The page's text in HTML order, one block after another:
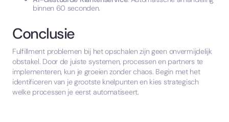
binnen 60 seconden.
Conclusie
Fulfillment problemen bij het opschalen zijn geen onvermijdelijk
obstakel. Door de juiste systemen, processen en partners te
implementeren, kun je groeien zonder chaos. Begin met het
identificeren van je grootste knelpunten en kies strategisch
welke processen je eerst automatiseert.